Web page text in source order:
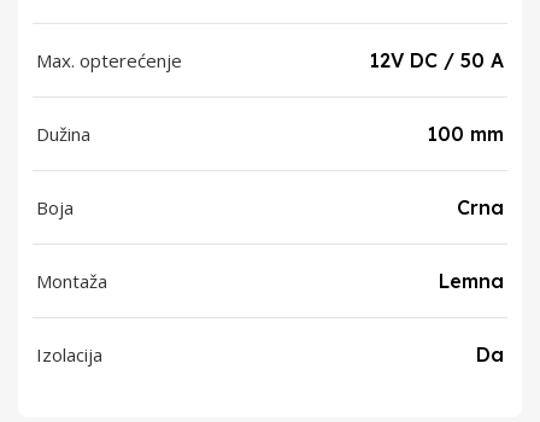
Max. opterećenje 12V DC / 50 A
Dužina 100 mm
Boja Crna
Montaža Lemna
Izolacija Da